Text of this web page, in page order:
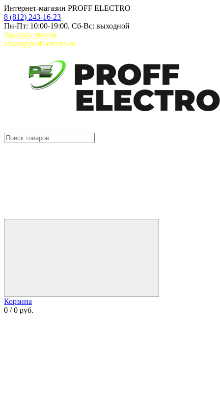
Интернет-магазин PROFF ELECTRO
8 (812) 243-16-23
Пн-Пт: 10:00-19:00, Сб-Вс: выходной
Заказать звонок
zakaz@proff-electro.ru
Корзина
0 / 0 руб.